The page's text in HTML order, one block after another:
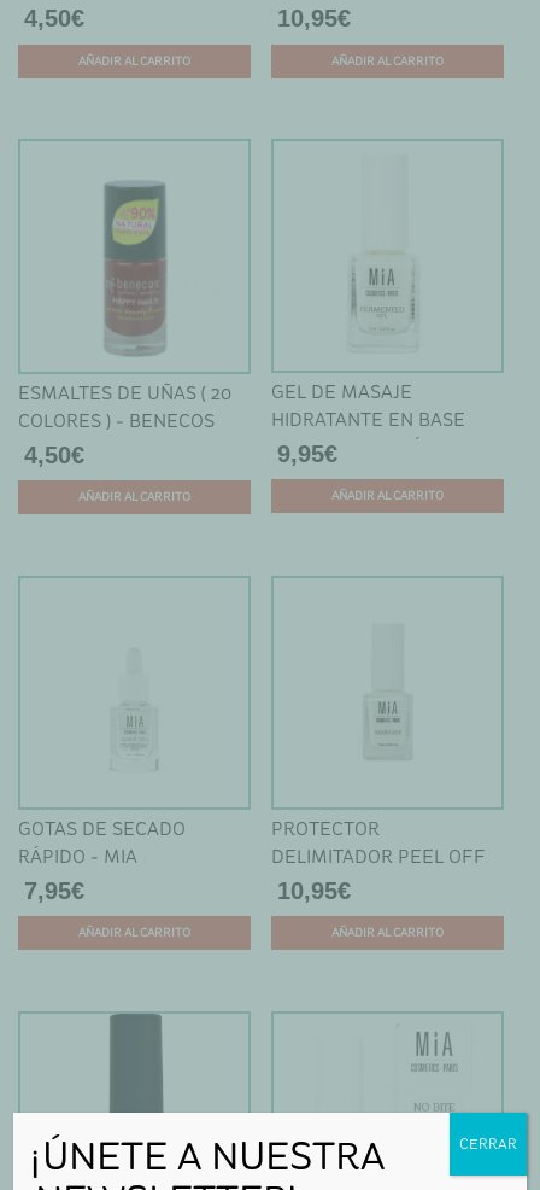
BENECOS
4,50€
AÑADIR AL CARRITO
10,95€
AÑADIR AL CARRITO
tiene
en
la
de
producto
ESMALTES DE UÑAS ( 20
COLORES ) - BENECOS
4,50€
AÑADIR AL CARRITO
tiene
en
la
de
producto
GEL DE MASAJE
HIDRATANTE EN BASE
AGUA PARA CUTÍCULAS -
MIA
9,95€
AÑADIR AL CARRITO
GOTAS DE SECADO
RÁPIDO - MIA
7,95€
AÑADIR AL CARRITO
PROTECTOR
DELIMITADOR PEEL OFF
PARA ESMALTADO - MIA
10,95€
AÑADIR AL CARRITO
¡ÚNETE A NUESTRA
CERRAR